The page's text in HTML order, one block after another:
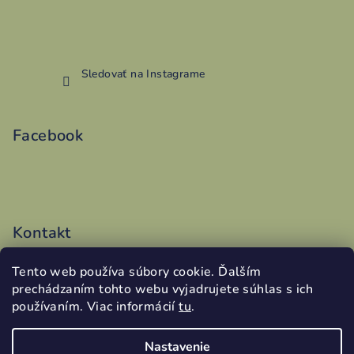
Tento web používa súbory cookie. Ďalším
prechádzaním tohto webu vyjadrujete súhlas s ich
používaním. Viac informáciítu.
Nastavenie
Sledovať na Instagrame
Facebook
Kontakt
vyroba @addy.sk
0486199340